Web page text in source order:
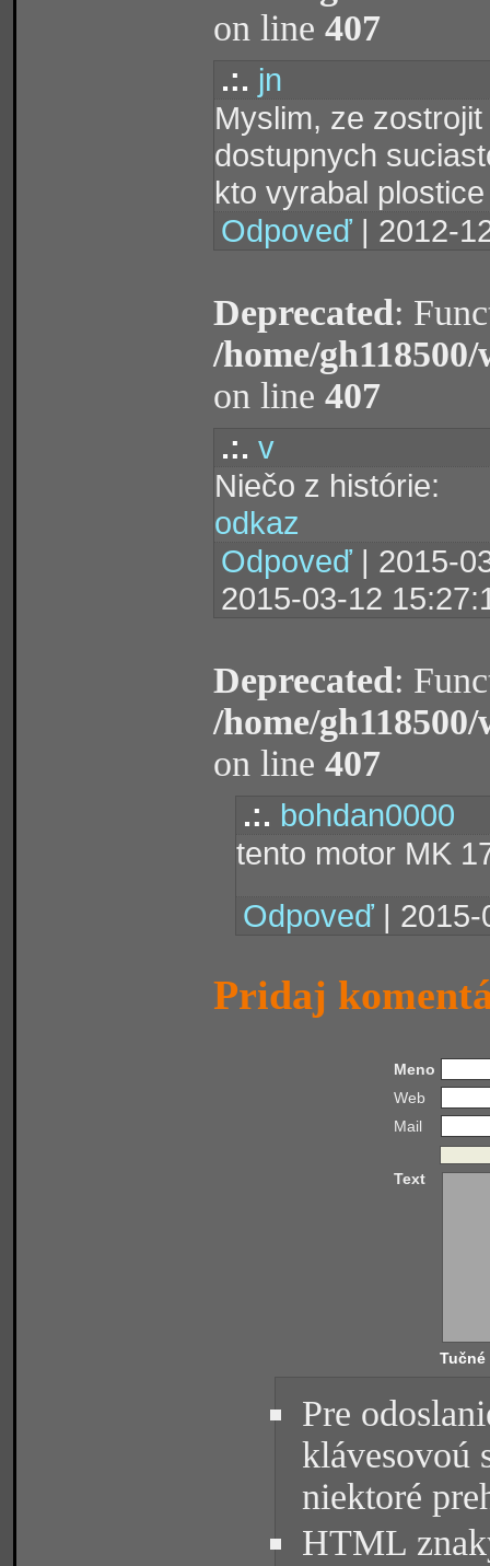
on line 407
.:. jn
Myslim, ze
dostupnych
kto vyrabal
Odpoveď | 2012-
Deprecated:
/home/
on line 407
.:. v
Niečo z histórie:
odkaz
Odpoveď | 2015-
2015-03-12
Deprecated:
/home/
on line 407
.:. bohdan0000
tento motor MK
Odpoveď |
Pridaj
Meno
Web
Mail
Text
Tučné
Pre
klávesovoú
niektoré
HTML